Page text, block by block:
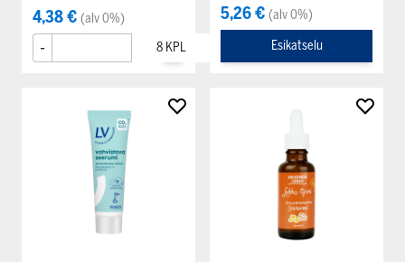
4,38 € (alv 0%)
-
5,26 € (alv 0%)
Esikatselu